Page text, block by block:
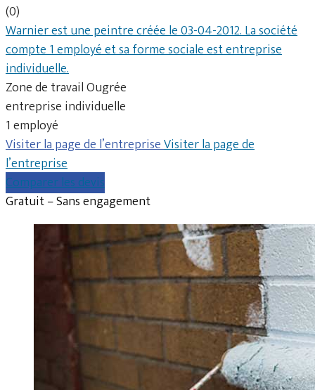
(0)
Warnier est une peintre créée le 03-04-2012. La société
compte 1 employé et sa forme sociale est entreprise
individuelle.
Zone de travail Ougrée
entreprise individuelle
1 employé
Visiter la page de l’entrepriseVisiter la page de
l’entreprise
Comparer les devis
Gratuit – Sans engagement